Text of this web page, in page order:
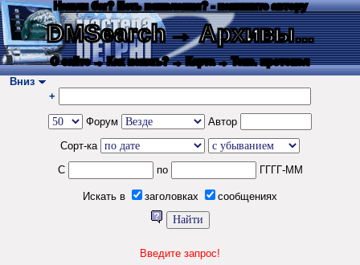
Нашли баг? Есть пожелания? - напишите автору
DMSearch→ Архивы...
О сайте → Как искать? → Карта → Текс. протокол
Вниз
+
Форум
Автор
Сорт-ка
С
по ГГГГ-ММ
Искать в заголовках сообщениях
Введите запрос!